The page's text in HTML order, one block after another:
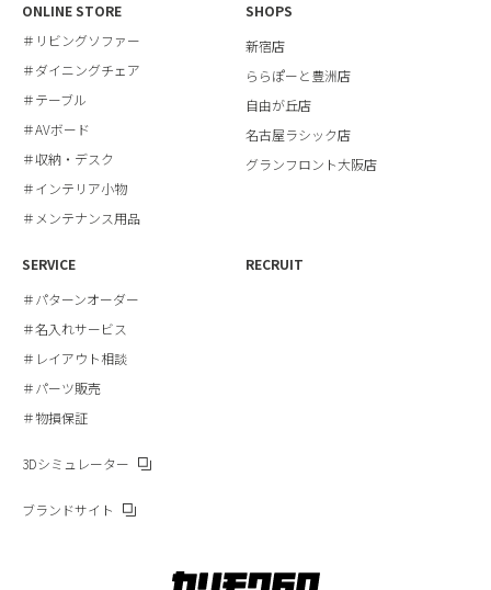
ONLINE STORE
＃リビングソファー
＃ダイニングチェア
＃テーブル
＃AVボード
＃収納・デスク
＃インテリア小物
＃メンテナンス用品
SHOPS
新宿店
ららぽーと豊洲店
自由が丘店
名古屋ラシック店
グランフロント大阪店
SERVICE
＃パターンオーダー
＃名入れサービス
＃レイアウト相談
＃パーツ販売
＃物損保証
RECRUIT
3Dシミュレーター
ブランドサイト